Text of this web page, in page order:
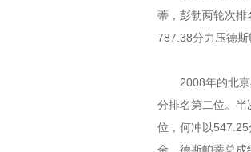
蒂，彭勃两轮次
787.38分力压德
2008年的北京
分排名第二位。半
位，何冲以